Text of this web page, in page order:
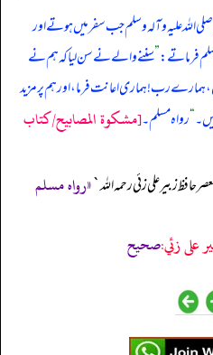
‌اللہ ‌علیہ ‌وآلہ ‌وسلم جب سفر میں ہوتے اور
فرماتے:”سننے والے نے سن لیا کہ ہم نے
ہمارے رب! ہماری اعانت فرما، اور ہم پر مزید
“رواہ مسلم۔[مشكوة المصابيح/كتاب
حافظ زبير على زئي رحمه الله`«رواه مسلم
على زئي:صحيح